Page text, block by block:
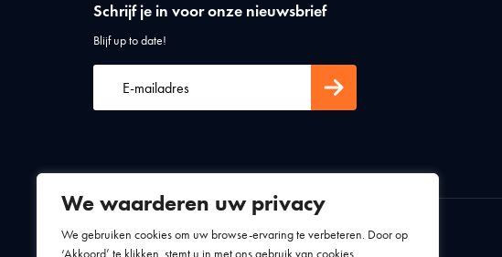
We waarderen uw privacy
We gebruiken cookies om uw browse-ervaring te verbeteren. Door op
‘Akkoord’ te klikken, stemt u in met ons gebruik van cookies.
Schrijf je in voor onze nieuwsbrief
Blijf up to date!
Algemene voorwaardenPrivacy statement